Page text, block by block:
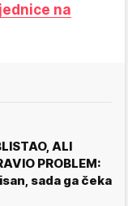
na
ALI
PROBLEM:
sada ga čeka